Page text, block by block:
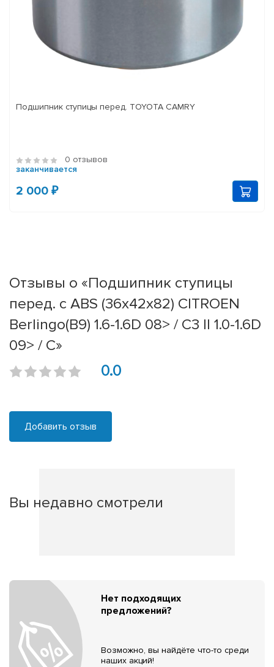
Подшипник ступицы перед. TOYOTA CAMRY
0 отзывов
заканчивается
2 000 ₽
Отзывы о «Подшипник ступицы
перед. с ABS (36x42x82) CITROEN
Berlingo(B9) 1.6-1.6D 08> / C3 II 1.0-1.6D
09> / C»
0.0
Добавить отзыв
Вы недавно смотрели
Нет подходящих
предложений?
Возможно, вы найдёте что-то среди
наших акций!